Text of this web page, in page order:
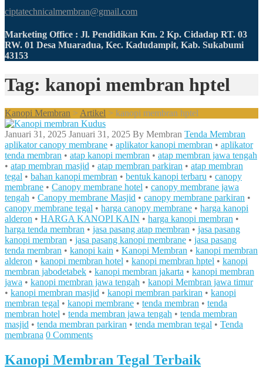
ciptatechnicalmembran@gmail.com
Marketing Office : Jl. Pendidikan Km. 2 Kp. Cidadap RT. 03
RW. 01 Desa Muaradua, Kec. Kadudampit, Kab. Sukabumi
43153
Tag: kanopi membran hptel
Kanopi Membran > Artikel > kanopi membran hptel
Januari 31, 2025 Januari 31, 2025 By Membran Tenda Membran
aplikator canopy membrane • aplikator kanopi membran • aplikator
tenda membran • atap kanopi membran • atap membran jawa tengah
• atap membran masjid • atap membran parkiran • atap membran
tegal • bahan kanopi membran • bentuk kanopi terbaru • canopy
membrane • Canopy membrane hotel • canopy membrane jawa
tengah • Canopy membrane Masjid • canopy membrane parkiran •
canopy membrane tegal • harga canopy membrane • harga kanopi
alderon • HARGA KANOPI KAIN • harga kanopi membran •
harga tenda membran • jasa pasang atap membran • jasa pasang
kanopi membran • jasa pasang kanopi membrane • jasa pasang
tenda membran • kanopi kain • Kanopi Membran • kanopi membran
alderon • kanopi membran hotel • kanopi membran hptel • kanopi
membran jabodetabek • kanopi membran jakarta • kanopi membran
jawa • kanopi membran jawa tengah • kanopi Membran jawa timur
• kanopi membran masjid • kanopi membran parkiran • kanopi
membran tegal • kanopi membrane • tenda membran • tenda
membran hotel • tenda membran jawa tengah • tenda membran
masjid • tenda membran parkiran • tenda membran tegal • Tenda
membrana 0 Comments
Kanopi Membran Tegal Terbaik